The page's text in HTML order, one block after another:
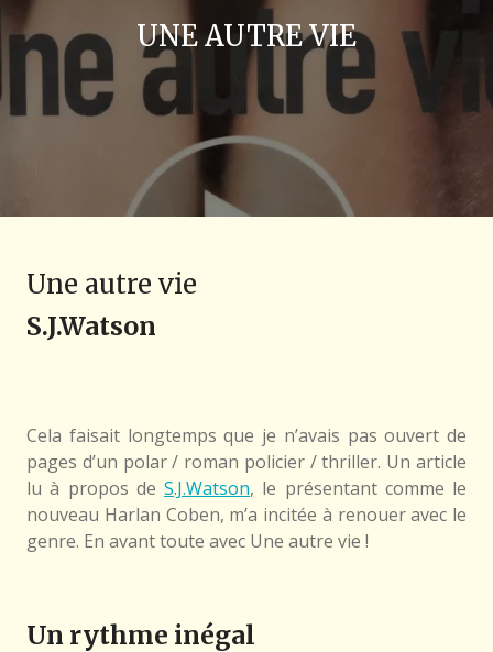
UNE AUTRE VIE
Une autre vie
S.J.Watson
Cela faisait longtemps que je n’avais pas ouvert de
pages d’un polar / roman policier / thriller. Un article
lu à propos de S.J.Watson, le présentant comme le
nouveau Harlan Coben, m’a incitée à renouer avec le
genre. En avant toute avec Une autre vie !
Un rythme inégal